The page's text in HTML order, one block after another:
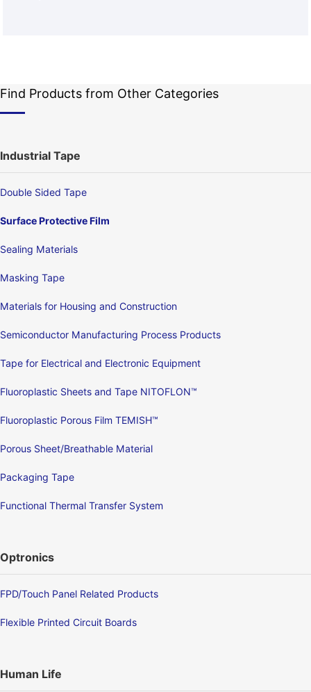
Find Products from Other Categories
Industrial Tape
Double Sided Tape
Surface Protective Film
Sealing Materials
Masking Tape
Materials for Housing and Construction
Semiconductor Manufacturing Process Products
Tape for Electrical and Electronic Equipment
Fluoroplastic Sheets and Tape NITOFLON™
Fluoroplastic Porous Film TEMISH™
Porous Sheet/Breathable Material
Packaging Tape
Functional Thermal Transfer System
Optronics
FPD/Touch Panel Related Products
Flexible Printed Circuit Boards
Human Life